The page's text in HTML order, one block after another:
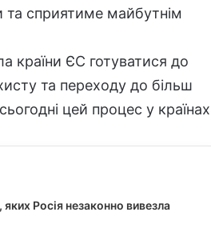
сприятиме майбутнім
країни ЄС готуватися до
та переходу до більш
цей процес у країнах
Росія незаконно вивезла